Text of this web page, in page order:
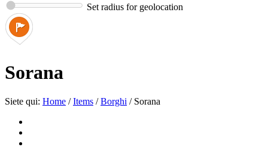
Set radius for geolocation
Sorana
Siete qui: Home / Items / Borghi / Sorana